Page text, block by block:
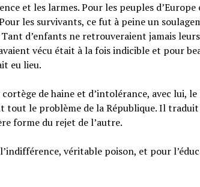
et les larmes. Pour les peuples d’Europe
les survivants, ce fut à peine un
d’enfants ne retrouveraient jamais l
vécu était à la fois indicible et pour
eu lieu.
de haine et d’intolérance, avec lui,
tout le problème de la République. Il
forme du rejet de l’autre.
véritable poison, et pour